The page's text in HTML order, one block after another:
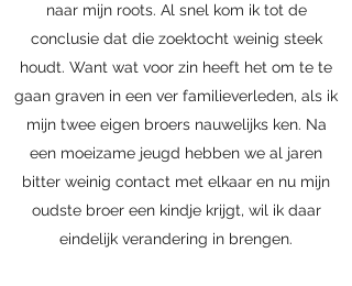
naar mijn roots. Al snel kom ik tot de
conclusie dat die zoektocht weinig steek
houdt. Want wat voor zin heeft het om te te
gaan graven in een ver familieverleden, als ik
mijn twee eigen broers nauwelijks ken. Na
een moeizame jeugd hebben we al jaren
bitter weinig contact met elkaar en nu mijn
oudste broer een kindje krijgt, wil ik daar
eindelijk verandering in brengen.